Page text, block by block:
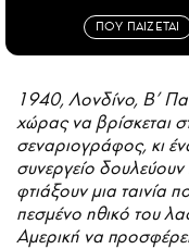
ΠΟΥ ΠΑΙΖΕΤΑΙ
1940, Λονδίνο, Β’
χώρας να βρίσκεται
σεναριογράφος, κι
συνεργείο
φτιάξουν μια ταινία
πεσμένο ηθικό του
Αμερική να